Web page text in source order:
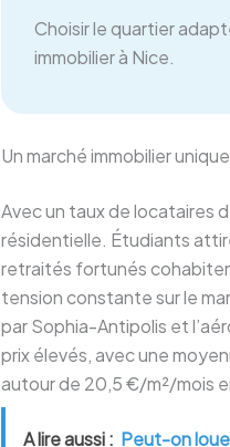
Choisir le quartier
immobilier à Nice.
Un marché immobilier
Avec un taux de locataires
résidentielle. Étudiants
retraités fortunés
tension constante sur le
par Sophia-Antipolis et
prix élevés, avec une
autour de 20,5 €/m²/mois
A lire aussi : Peut-on